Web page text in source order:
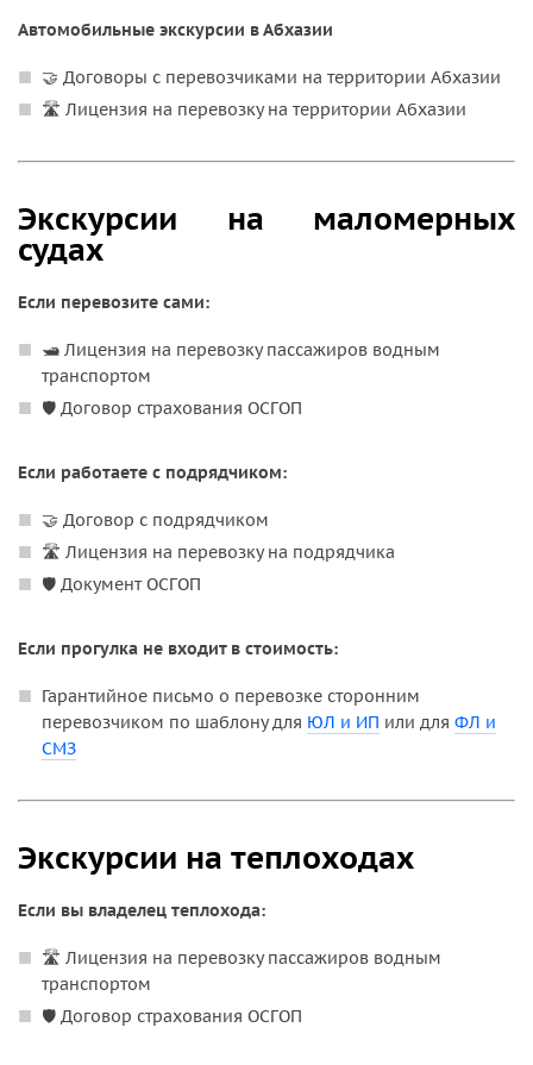
Автомобильные экскурсии в Абхазии
🤝 Договоры с перевозчиками на территории Абхазии
🛣️ Лицензия на перевозку на территории Абхазии
Экскурсии на маломерных
судах
Если перевозите сами:
🛥️ Лицензия на перевозку пассажиров водным
транспортом
🛡️ Договор страхования ОСГОП
Если работаете с подрядчиком:
🤝 Договор с подрядчиком
🛣️ Лицензия на перевозку на подрядчика
🛡️ Документ ОСГОП
Если прогулка не входит в стоимость:
Гарантийное письмо о перевозке сторонним
перевозчиком по шаблону для ЮЛ и ИП или для ФЛ и
СМЗ
Экскурсии на теплоходах
Если вы владелец теплохода:
🛣️ Лицензия на перевозку пассажиров водным
транспортом
🛡️ Договор страхования ОСГОП